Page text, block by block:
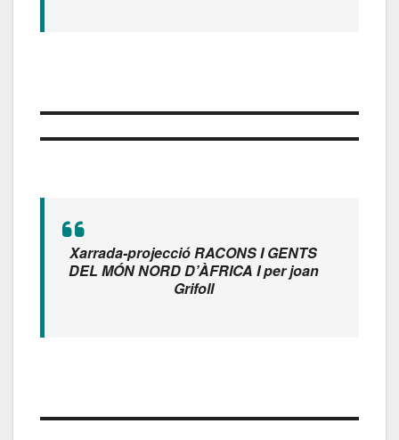
Xarrada-projecció RACONS I GENTS
DEL MÓN NORD D’ÀFRICA Iper joan
Grifoll